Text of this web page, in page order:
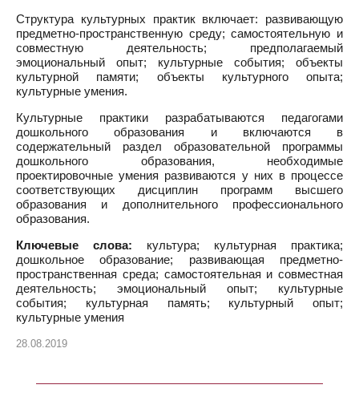
Структура культурных практик включает: развивающую
предметно-пространственную среду; самостоятельную и
совместную деятельность; предполагаемый
эмоциональный опыт; культурные события; объекты
культурной памяти; объекты культурного опыта;
культурные умения.
Культурные практики разрабатываются педагогами
дошкольного образования и включаются в
содержательный раздел образовательной программы
дошкольного образования, необходимые
проектировочные умения развиваются у них в процессе
соответствующих дисциплин программ высшего
образования и дополнительного профессионального
образования.
Ключевые слова: культура; культурная практика;
дошкольное образование; развивающая предметно-
пространственная среда; самостоятельная и совместная
деятельность; эмоциональный опыт; культурные
события; культурная память; культурный опыт;
культурные умения
28.08.2019